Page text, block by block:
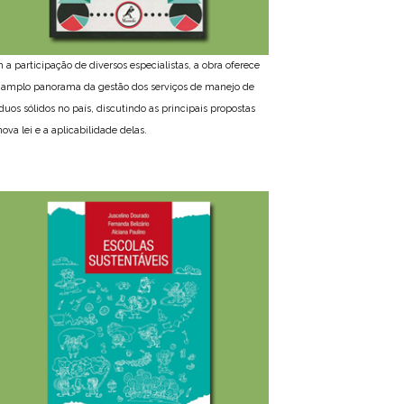
a participação de diversos especialistas, a obra oferece
panorama da gestão dos serviços de manejo de
sólidos no país, discutindo as principais propostas
lei e a aplicabilidade delas.